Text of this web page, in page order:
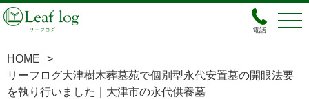
電話
HOME
>
リーフログ大津樹木葬墓苑で個別型永代安置墓の開眼法要
を執り行いました｜大津市の永代供養墓